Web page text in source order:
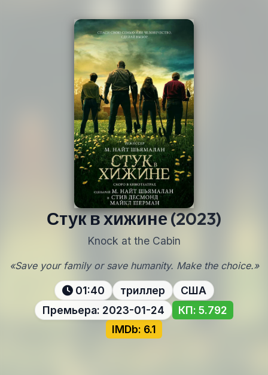
Стук в хижине(2023)
Knock at the Cabin
«Save your family or save humanity. Make the choice.»
01:40 триллер
США
Премьера: 2023-01-24
КП: 5.792
IMDb: 6.1